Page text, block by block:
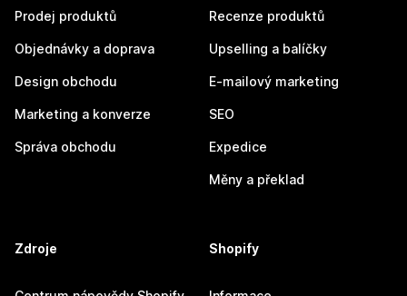
Prodej produktů
Objednávky a doprava
Design obchodu
Marketing a konverze
Správa obchodu
Recenze produktů
Upselling a balíčky
E-mailový marketing
SEO
Expedice
Měny a překlad
Zdroje Shopify